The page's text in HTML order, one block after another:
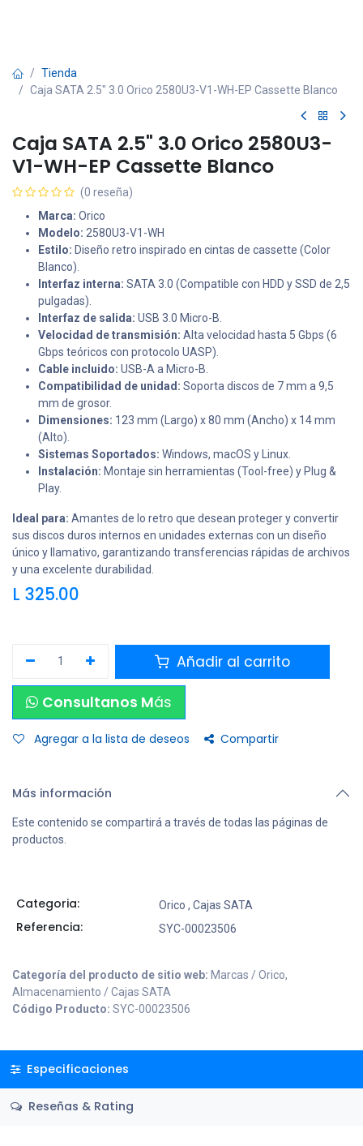
Tienda
Caja SATA 2.5" 3.0 Orico 2580U3-V1-WH-EP Cassette Blanco
Caja SATA 2.5" 3.0 Orico 2580U3-
V1-WH-EP Cassette Blanco
(0 reseña)
Marca: Orico
Modelo: 2580U3-V1-WH
Estilo: Diseño retro inspirado en cintas de cassette (Color
Blanco).
Interfaz interna: SATA 3.0 (Compatible con HDD y SSD de 2,5
pulgadas).
Interfaz de salida: USB 3.0 Micro-B.
Velocidad de transmisión: Alta velocidad hasta 5 Gbps (6
Gbps teóricos con protocolo UASP).
Cable incluido: USB-A a Micro-B.
Compatibilidad de unidad: Soporta discos de 7 mm a 9,5
mm de grosor.
Dimensiones: 123 mm (Largo) x 80 mm (Ancho) x 14 mm
(Alto).
Sistemas Soportados: Windows, macOS y Linux.
Instalación: Montaje sin herramientas (Tool-free) y Plug &
Play.
Ideal para: Amantes de lo retro que desean proteger y convertir
sus discos duros internos en unidades externas con un diseño
único y llamativo, garantizando transferencias rápidas de archivos
y una excelente durabilidad.
L 325.00
Añadir al carrito
Consultanos Más
Agregar a la lista de deseos Compartir
Más información
Este contenido se compartirá a través de todas las páginas de
productos.
Categoria: Orico , Cajas SATA
Referencia: SYC-00023506
Categoría del producto de sitio web: Marcas / Orico,
Almacenamiento / Cajas SATA
Código Producto: SYC-00023506
Especificaciones
Reseñas & Rating